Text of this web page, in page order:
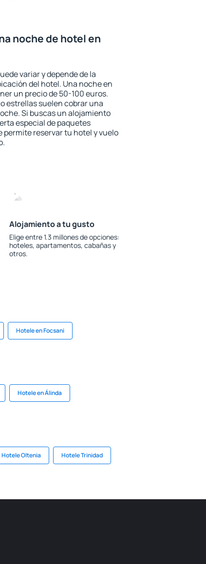
noche de hotel en
variar y depende de la
del hotel. Una noche en
un precio de 50-100 euros.
estrellas suelen cobrar una
Si buscas un alojamiento
especial de paquetes
permite reservar tu hotel y vuelo
Alojamiento a tu gusto
Elige entre 1.3 millones de opciones:
hoteles, apartamentos, cabañas y
otros.
Hotele en Focsani
Hotele en Álinda
Hotele Oltenia Hotele Trinidad